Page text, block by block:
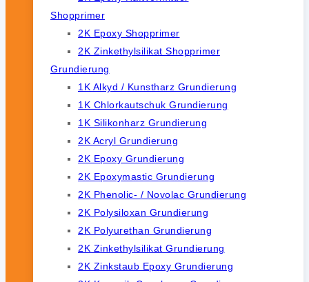
Shopprimer
2K Epoxy Shopprimer
2K Zinkethylsilikat Shopprimer
Grundierung
1K Alkyd / Kunstharz Grundierung
1K Chlorkautschuk Grundierung
1K Silikonharz Grundierung
2K Acryl Grundierung
2K Epoxy Grundierung
2K Epoxymastic Grundierung
2K Phenolic- / Novolac Grundierung
2K Polysiloxan Grundierung
2K Polyurethan Grundierung
2K Zinkethylsilikat Grundierung
2K Zinkstaub Epoxy Grundierung